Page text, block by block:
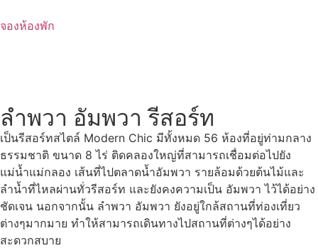
to
จองห้องพัก
ลำพวา อัมพวา รีสอร์ท
เป็นรีสอร์ทสไตล์ Modern Chic มีทั้งหมด 56 ห้องที่อยู่ท่ามกลาง
ธรรมชาติ ขนาด 8 ไร่ ติดคลองใหญ่ที่สามารถเชื่อมต่อไปยัง
แม่น้ำแม่กลอง เส้นที่ไปตลาดน้ำอัมพวา รายล้อมด้วยต้นไม้และ
ลำน้ำที่ไหลผ่านทั่วรีสอร์ท และยังคงความเป็น อัมพวา ไว้ได้อย่าง
ชัดเจน นอกจากนั้น ลำพวา อัมพวา ยังอยู่ใกล้สถานที่ท่องเที่ยว
ต่างๆมากมาย ทำให้สามารถเดินทางไปสถานที่ต่างๆได้อย่าง
สะดวกสบาย